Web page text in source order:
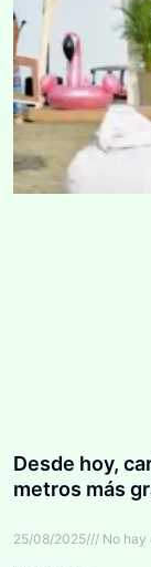
Desde hoy,
metros más
25/08/2025 No hay